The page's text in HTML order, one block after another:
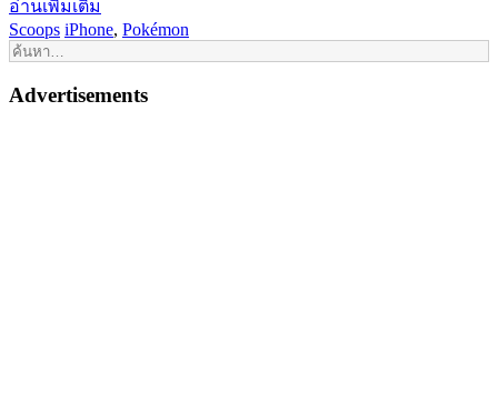
อ่านเพิ่มเติม
Scoops iPhone, Pokémon
Advertisements